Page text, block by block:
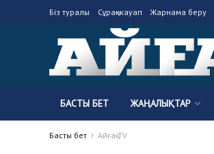
Біз туралы Сұрақ-жауап Жарнама беру
БАСТЫ БЕТ ЖАҢАЛЫҚТАР
Басты бет Айғақ TV